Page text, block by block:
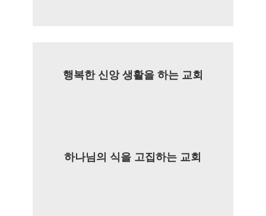
행복한 신앙 생활을 하는 교회
하나님의 식을 고집하는 교회